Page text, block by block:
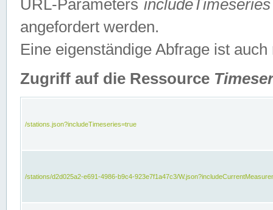
URL-ParametersincludeTimeseries
angefordert werden.
Eine eigenständige Abfrage ist auch
Zugriff auf die Ressource
/stations.json?includeTimeseries=true
/stations/d2d025a2-e691-4986-b9c4-923e7f1a47c3/